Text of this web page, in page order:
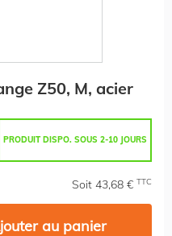
Z50, M, acier
PRODUIT DISPO. SOUS 2-10 JOURS
Soit 43,68 € TTC
au panier